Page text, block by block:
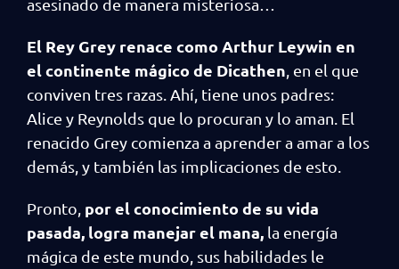
asesinado de manera misteriosa…
El Rey Grey renace como Arthur Leywin en
el continente mágico de Dicathen , en el que
conviven tres razas. Ahí, tiene unos padres:
Alice y Reynolds que lo procuran y lo aman. El
renacido Grey comienza a aprender a amar a los
demás, y también las implicaciones de esto.
Pronto, por el conocimiento de su vida
pasada, logra manejar el mana, la energía
mágica de este mundo, sus habilidades le